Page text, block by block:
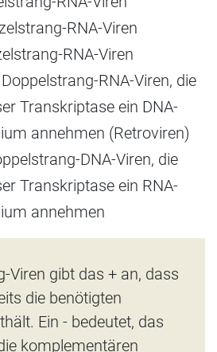
RNA-Viren
RNA-Viren
RNA-Viren, die
Transkriptase ein DNA-
annehmen (Retroviren)
DNA-Viren, die
Transkriptase ein RNA-
annehmen
Viren gibt das + an, dass
die benötigten
Ein - bedeutet, das
komplementären